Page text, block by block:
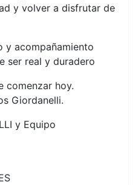
y volver a disfrutar de
y acompañamiento
ser real y duradero
comenzar hoy.
Giordanelli.
y Equipo